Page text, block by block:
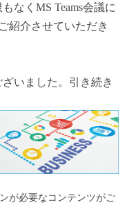
なくMS Teams会議に
紹介させていただき
いました。引き続き
が必要なコンテンツがご